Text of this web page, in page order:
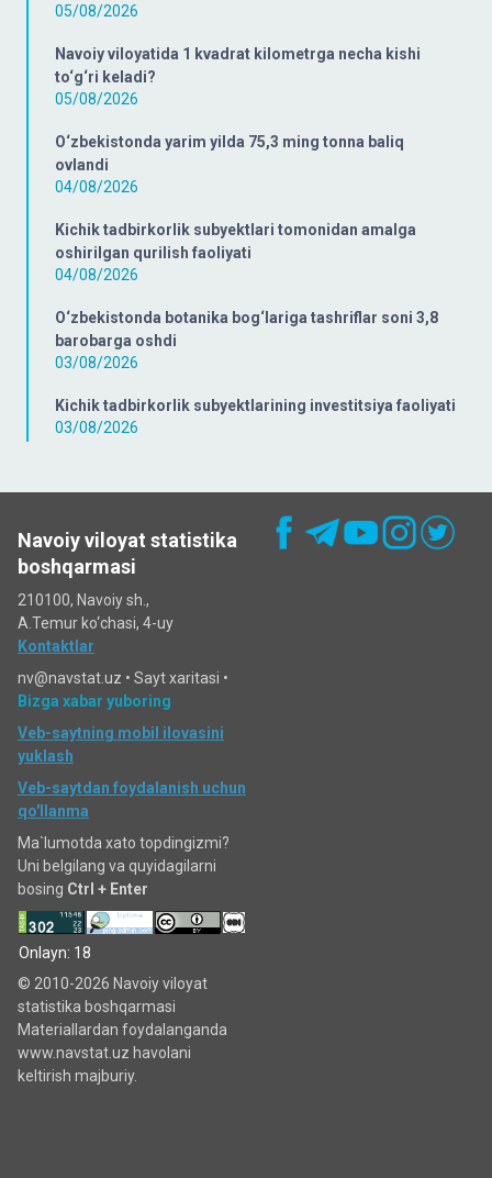
05/08/2026
Navoiy viloyatida 1 kvadrat kilometrga necha kishi
to‘g‘ri keladi?
05/08/2026
O‘zbekistonda yarim yilda 75,3 ming tonna baliq
ovlandi
04/08/2026
Kichik tadbirkorlik subyektlari tomonidan amalga
oshirilgan qurilish faoliyati
04/08/2026
O‘zbekistonda botanika bog‘lariga tashriflar soni 3,8
barobarga oshdi
03/08/2026
Kichik tadbirkorlik subyektlarining investitsiya faoliyati
03/08/2026
Navoiy viloyat statistika
boshqarmasi
210100, Navoiy sh.,
A.Temur ko‘chаsi, 4-uy
Kontaktlar
nv@navstat.uz • Sayt xaritasi •
Bizga xabar yuboring
Veb-saytning mobil ilovasini
yuklash
Veb-saytdan foydalanish uchun
qo'llanma
Ma`lumotda xato topdingizmi?
Uni belgilang va quyidagilarni
bosing Ctrl + Enter
Onlayn: 18
© 2010-2026 Navoiy viloyat
statistika boshqarmasi
Materiallardan foydalanganda
www.navstat.uz havolani
keltirish majburiy.